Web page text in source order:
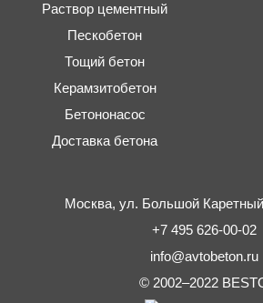
Раствор цементный
Пескобетон
Тощий бетон
Керамзитобетон
Бетононасос
Доставка бетона
Москва, ул. Большой
+7 495 626-00-02
info@avtobeton.ru
© 2002–2022